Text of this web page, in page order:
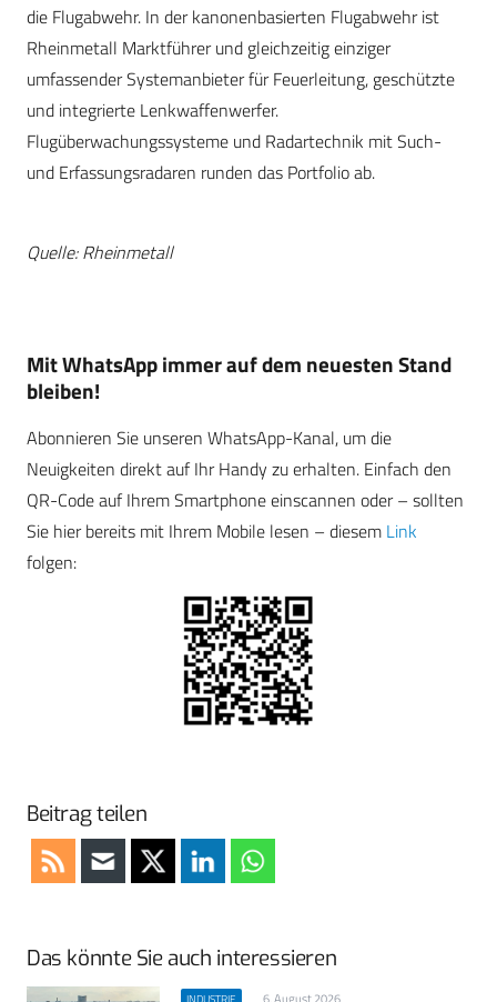
die Flugabwehr. In der kanonenbasierten Flugabwehr ist
Rheinmetall Marktführer und gleichzeitig einziger
umfassender Systemanbieter für Feuerleitung, geschützte
und integrierte Lenkwaffenwerfer.
Flugüberwachungssysteme und Radartechnik mit Such-
und Erfassungsradaren runden das Portfolio ab.
Quelle: Rheinmetall
Mit WhatsApp immer auf dem neuesten Stand
bleiben!
Abonnieren Sie unseren WhatsApp-Kanal, um die
Neuigkeiten direkt auf Ihr Handy zu erhalten. Einfach den
QR-Code auf Ihrem Smartphone einscannen oder – sollten
Sie hier bereits mit Ihrem Mobile lesen – diesem Link
folgen:
Beitrag teilen
Das könnte Sie auch interessieren